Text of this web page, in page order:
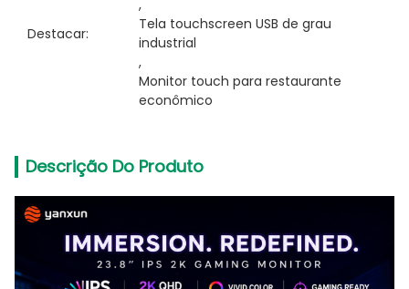
Destacar:
,
Tela touchscreen USB de grau
industrial
,
Monitor touch para restaurante
econômico
Descrição Do Produto